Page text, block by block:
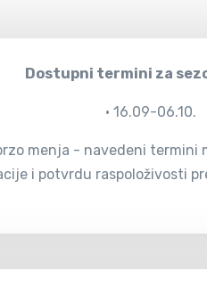
Dostupni termini za
• 16.09-06.10.
menja - navedeni
i potvrdu raspoloživosti